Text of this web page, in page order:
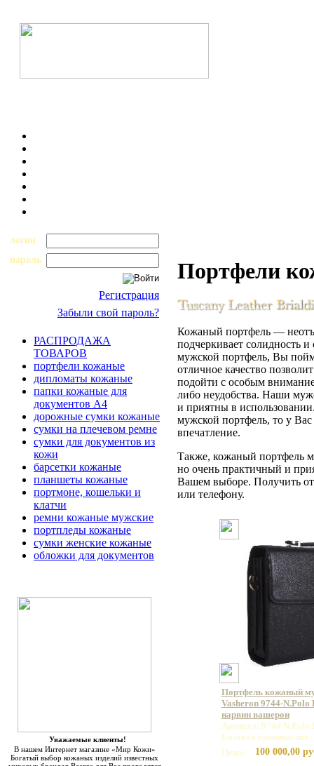
логин
пароль
Регистрация
Забыли свой пароль?
РАСПРОДАЖА
ТОВАРОВ
портфели кожаные
дипломаты кожаные
папки кожаные для
документов А4
дорожные сумки кожаные
сумки на плечевом ремне
сумки для документов из
кожи
барсетки кожаные
планшеты кожаные
портмоне, кошельки и
клатчи
ремни кожаные мужские
портпледы кожаные
сумки женские кожаные
обложки для документов
Уважаемые клиенты!
В нашем Интернет магазине «Мир Кожи»
Богатый выбор кожаных изделий известных
Портфели
Кожаный портфель —
подчеркивает солидность
мужской портфель, Вы
отличное качество
подойти с особым
либо неудобства. Наши
и приятны в
мужской портфель, то у Вас
впечатление.
Также, кожаный портфель
но очень практичный и
Вашем выборе. Получить
или телефону.
Портфель кожаный
Vasheron 9744-
нарвин вашерон
Артикул: 9744 N.Polo
Базовая единица: шт
Цена:
100 000,00